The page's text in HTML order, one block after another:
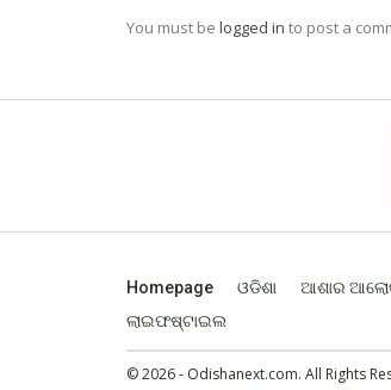
You must be logged in to post a
Homepage ଓଡିଶା ଆଶାର
ଲାଇଫଷ୍ଟାଇଲ
© 2026 - Odishanext.com. All Rights